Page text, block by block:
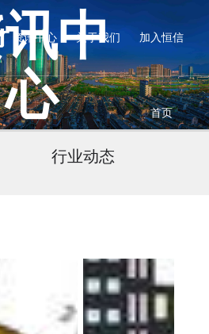
加入恒信
关于我们
资讯中心
首页
中
心
行业动态